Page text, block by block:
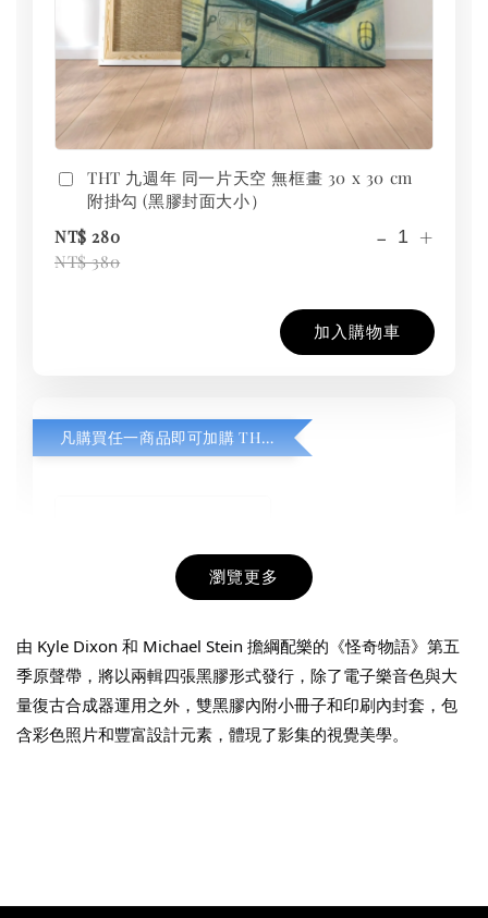
THT 九週年 同一片天空 無框畫 30 x 30 cm
附掛勾 (黑膠封面大小）
NT$ 280
NT$ 380
- +
加入購物車
凡購買任一商品即可加購 THT 九週年紀念 T-shirt
THT 九週年紀念 T-shirt
加入購物車
瀏覽更多
由 Kyle Dixon 和 Michael Stein 擔綱配樂的《怪奇物語》第五
季原聲帶，將以兩輯四張黑膠形式發行，除了電子樂音色與大
量復古合成器運用之外，雙黑膠內附小冊子和印刷內封套，包
含彩色照片和豐富設計元素，體現了影集的視覺美學。